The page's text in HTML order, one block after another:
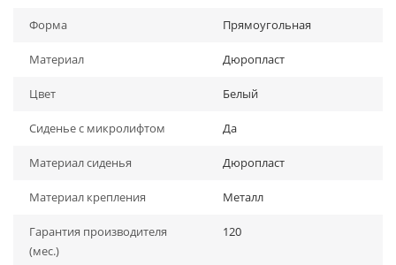
Форма Прямоугольная
Материал Дюропласт
Цвет Белый
Сиденье с микролифтом Да
Материал сиденья Дюропласт
Материал крепления Металл
Гарантия производителя
(мес.)
120